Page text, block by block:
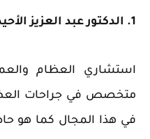
1. الدكتور عبد العزيز الأحيدب:
استشاري العظام
متخصص في جراحات
في هذا المجال كما هو